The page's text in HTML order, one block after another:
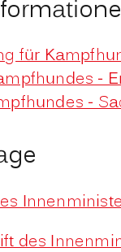
für
-
-
des